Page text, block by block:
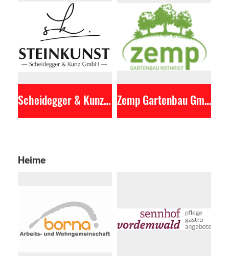
Scheidegger & Kunz Steinkunst GmbH Zemp Gartenbau GmbH
Heime